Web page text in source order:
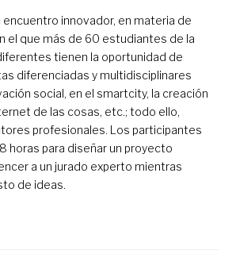
encuentro innovador, en materia de
el que más de 60 estudiantes de la
tienen la oportunidad de
diferenciadas y multidisciplinares
social, en el smartcity, la creación
de las cosas, etc.; todo ello,
profesionales. Los participantes
horas para diseñar un proyecto
a un jurado experto mientras
de ideas.